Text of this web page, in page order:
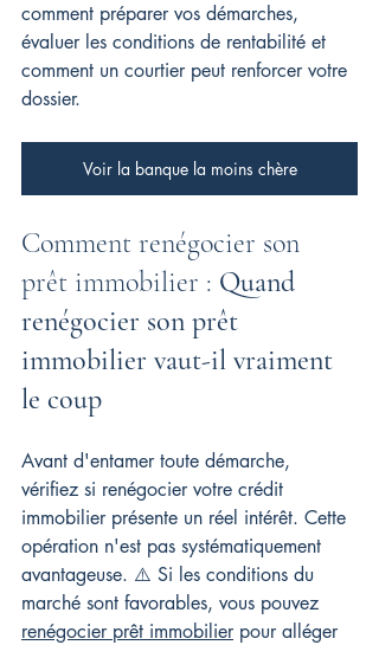
comment préparer vos démarches,
évaluer les conditions de rentabilité et
comment un courtier peut renforcer votre
dossier.
Voir la banque la moins chère
Comment renégocier son
prêt immobilier : Quand
renégocier son prêt
immobilier vaut-il vraiment
le coup
Avant d'entamer toute démarche,
vérifiez si renégocier votre crédit
immobilier présente un réel intérêt. Cette
opération n'est pas systématiquement
avantageuse. ⚠️ Si les conditions du
marché sont favorables, vous pouvez
renégocier prêt immobilier pour alléger